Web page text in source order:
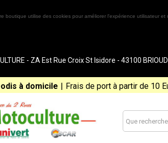
boutique utilise des cookies pour améliorer l'expérience utilisateur
- ZA Est Rue Croix St Isidore - 43100
à domicile | Frais de port à partir de 10